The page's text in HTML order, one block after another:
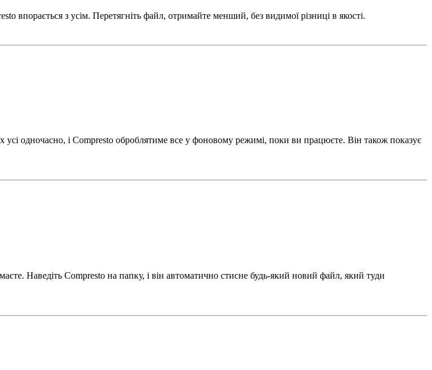
впорається з усім. Перетягніть файл, отримайте менший, без видимої різниці в якості.
усі одночасно, і Compresto оброблятиме все у фоновому режимі, поки ви працюєте. Він також показує
Наведіть Compresto на папку, і він автоматично стисне будь-який новий файл, який туди